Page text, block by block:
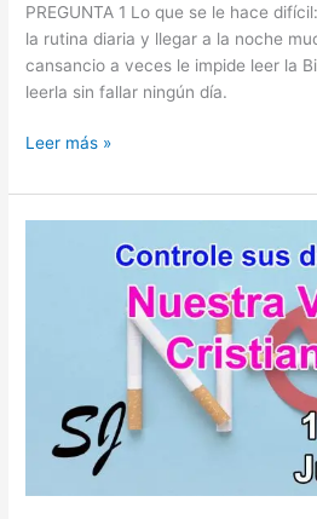
PREGUNTA 1 Lo que se le hace
la rutina diaria y llegar a la noche
cansancio a veces le impide leer la
leerla sin fallar ningún día.
Nuestra
Cristiana
10-
Leer más »